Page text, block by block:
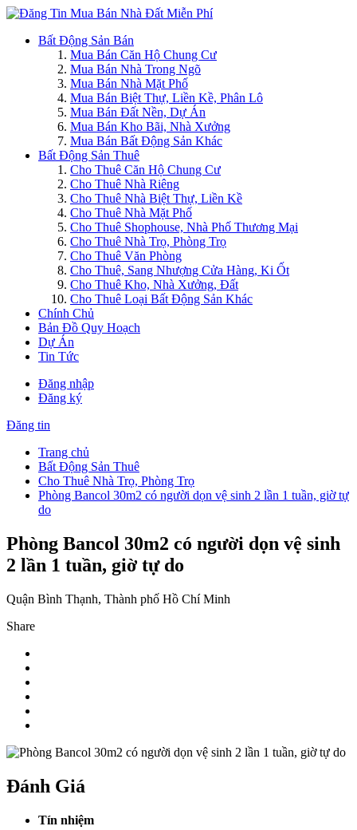
Bất Động Sản Bán
Mua Bán Căn Hộ Chung Cư
Mua Bán Nhà Trong Ngõ
Mua Bán Nhà Mặt Phố
Mua Bán Biệt Thự, Liền Kề, Phân Lô
Mua Bán Đất Nền, Dự Án
Mua Bán Kho Bãi, Nhà Xưởng
Mua Bán Bất Động Sản Khác
Bất Động Sản Thuê
Cho Thuê Căn Hộ Chung Cư
Cho Thuê Nhà Riêng
Cho Thuê Nhà Biệt Thự, Liền Kề
Cho Thuê Nhà Mặt Phố
Cho Thuê Shophouse, Nhà Phố Thương Mại
Cho Thuê Nhà Trọ, Phòng Trọ
Cho Thuê Văn Phòng
Cho Thuê, Sang Nhượng Cửa Hàng, Ki Ốt
Cho Thuê Kho, Nhà Xưởng, Đất
Cho Thuê Loại Bất Động Sản Khác
Chính Chủ
Bản Đồ Quy Hoạch
Dự Án
Tin Tức
Đăng nhập
Đăng ký
Đăng tin
Trang chủ
Bất Động Sản Thuê
Cho Thuê Nhà Trọ, Phòng Trọ
Phòng Bancol 30m2 có người dọn vệ sinh 2 lần 1 tuần, giờ tự
do
Phòng Bancol 30m2 có người dọn vệ sinh
2 lần 1 tuần, giờ tự do
Quận Bình Thạnh, Thành phố Hồ Chí Minh
Share
Đánh Giá
Tín nhiệm